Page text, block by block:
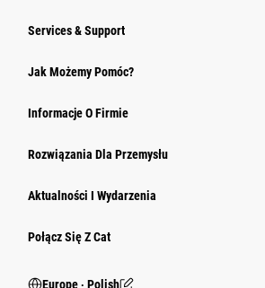
Services & Support
Jak Możemy Pomóc?
Informacje O Firmie
Rozwiązania Dla Przemysłu
Aktualności I Wydarzenia
Połącz Się Z Cat
Europe ‧ Polish